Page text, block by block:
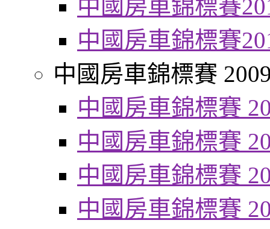
中國房車錦標賽
中國房車錦標賽
中國房車錦標賽
中國房車錦標賽
中國房車錦標賽
中國房車錦標賽
中國房車錦標賽